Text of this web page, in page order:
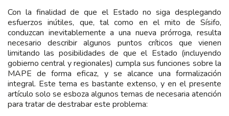
Con la finalidad de que el Estado no siga desplegando
esfuerzos inútiles, que, tal como en el mito de Sísifo,
conduzcan inevitablemente a una nueva prórroga, resulta
necesario describir algunos puntos críticos que vienen
limitando las posibilidades de que el Estado (incluyendo
gobierno central y regionales) cumpla sus funciones sobre la
MAPE de forma eficaz, y se alcance una formalización
integral. Este tema es bastante extenso, y en el presente
artículo solo se esboza algunos temas de necesaria atención
para tratar de destrabar este problema: